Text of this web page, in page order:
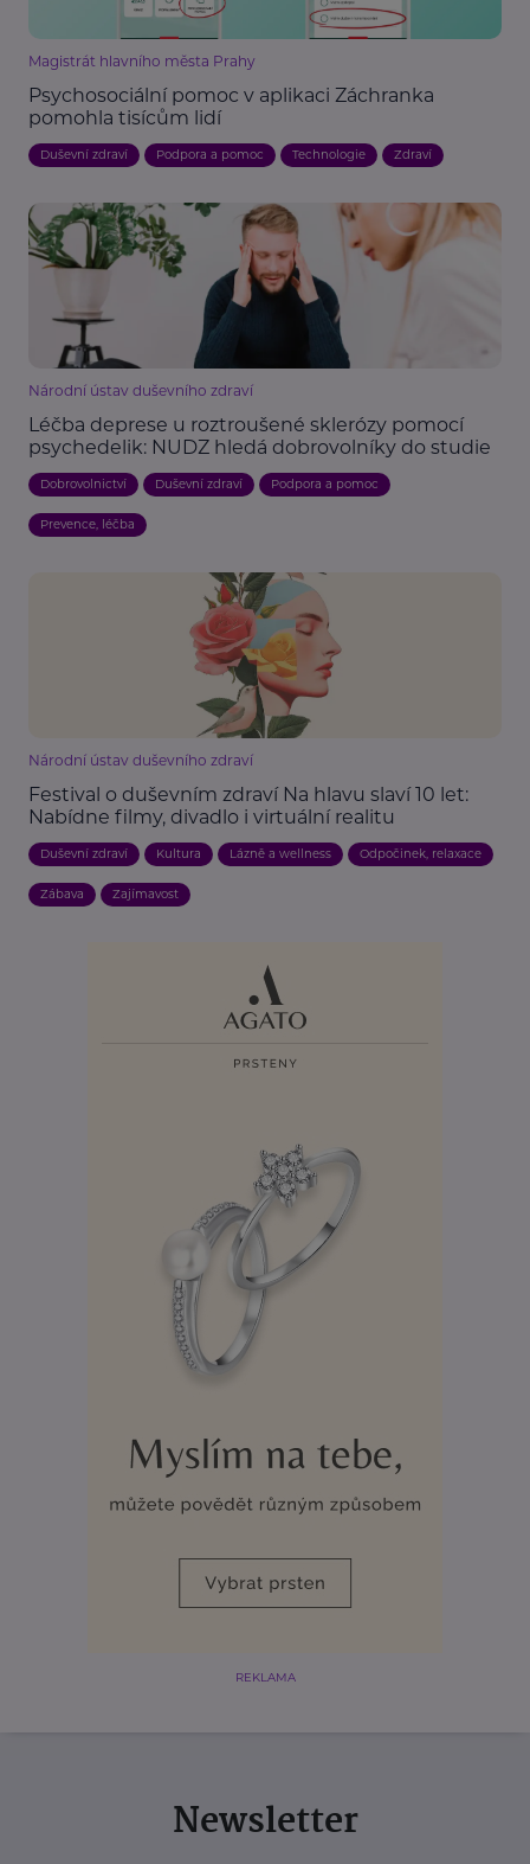
Magistrát hlavního města Prahy
Psychosociální pomoc v aplikaci Záchranka
pomohla tisícům lidí
Duševní zdraví Podpora a pomoc Technologie Zdraví
Národní ústav duševního zdraví
Léčba deprese u roztroušené sklerózy pomocí
psychedelik: NUDZ hledá dobrovolníky do studie
Dobrovolnictví Duševní zdraví Podpora a pomoc
Prevence, léčba
Národní ústav duševního zdraví
Festival o duševním zdraví Na hlavu slaví 10 let:
Nabídne filmy, divadlo i virtuální realitu
Duševní zdraví Kultura Lázně a wellness Odpočinek, relaxace
Zábava Zajímavost
REKLAMA
Newsletter